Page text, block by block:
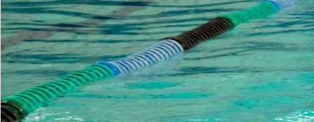
INSTITUCIONAL